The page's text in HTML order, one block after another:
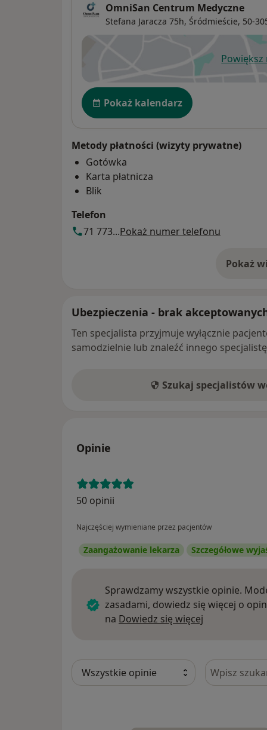
OmniSan Centrum Medyczne
Stefana Jaracza 75h, Śródmieście, 50-
Powiększ
Dostępność
Pokaż kalendarz
Metody płatności (wizyty prywatne)
Gotówka
Karta płatnicza
Blik
Telefon
71 773...Pokaż numer telefonu
Pokażo
Ubezpieczenia - brak
Ten specjalista przyjmuje wyłącznie
samodzielnie lub znaleźć innego
Szukaj specjalistów
Opinie
50 opinii
Najczęściej wymieniane przez pacjentów
Zaangażowanie lekarza Szczegółowe
Sprawdzamy wszystkie opinie.
zasadami, dowiedz się więcej o
na Dowiedz się więcej
Szukaj w